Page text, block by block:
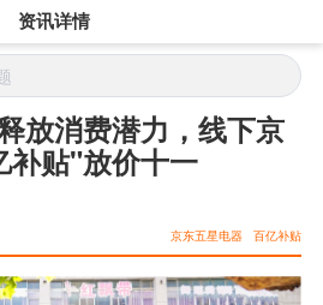
资讯详情
放消费潜力，线下京
补贴"放价十一
京东五星电器 百亿补贴